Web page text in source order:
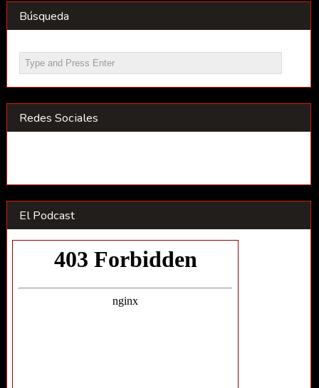
Búsqueda
Redes Sociales
El Podcast